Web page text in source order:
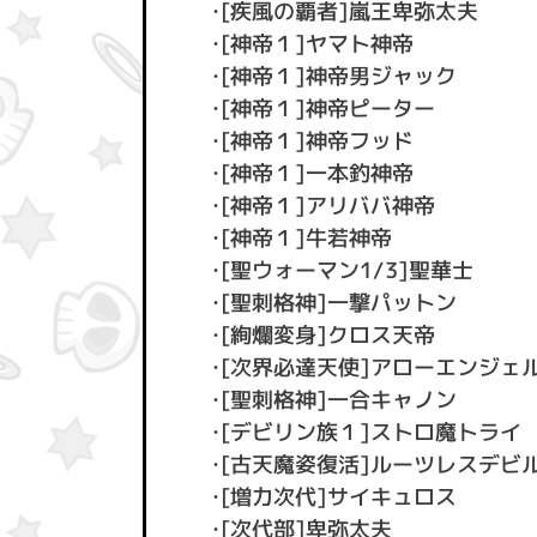
・[疾風の覇者]嵐王卑弥太夫
・[神帝１]ヤマト神帝
・[神帝１]神帝男ジャック
・[神帝１]神帝ピーター
・[神帝１]神帝フッド
・[神帝１]一本釣神帝
・[神帝１]アリババ神帝
・[神帝１]牛若神帝
・[聖ウォーマン1/3]聖華士
・[聖刺格神]一撃パットン
・[絢爛変身]クロス天帝
・[次界必達天使]アローエンジェ
・[聖刺格神]一合キャノン
・[デビリン族１]ストロ魔トライ
・[古天魔姿復活]ルーツレスデビ
・[増力次代]サイキュロス
・[次代部]卑弥太夫